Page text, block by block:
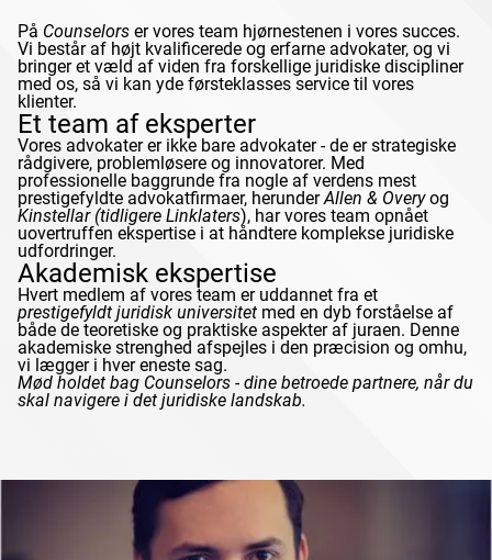
På Counselors er vores team hjørnestenen i vores succes.
Vi består af højt kvalificerede og erfarne advokater, og vi
bringer et væld af viden fra forskellige juridiske discipliner
med os, så vi kan yde førsteklasses service til vores
klienter.
Et team af eksperter
Vores advokater er ikke bare advokater - de er strategiske
rådgivere, problemløsere og innovatorer. Med
professionelle baggrunde fra nogle af verdens mest
prestigefyldte advokatfirmaer, herunderAllen & Overyog
Kinstellar(tidligere Linklaters), har vores team opnået
uovertruffen ekspertise i at håndtere komplekse juridiske
udfordringer.
Akademisk ekspertise
Hvert medlem af vores team er uddannet fra et
prestigefyldt juridisk universitet med en dyb forståelse af
både de teoretiske og praktiske aspekter af juraen. Denne
akademiske strenghed afspejles i den præcision og omhu,
vi lægger i hver eneste sag.
Mød holdet bag Counselors - dine betroede partnere, når du
skal navigere i det juridiske landskab.